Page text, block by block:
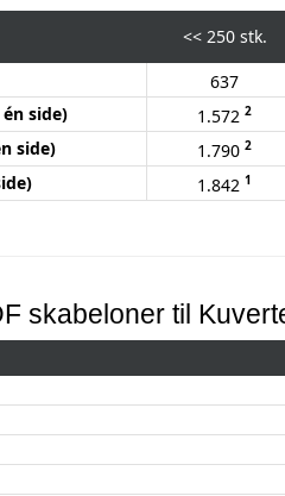
<<250 stk.
637
side)
1.572 2
side) 1.790 2
1.842 1
skabeloner til